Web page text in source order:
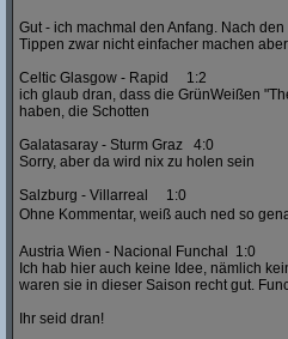
Gut - ich machmal den Anfang. Nach
Tippen zwar nicht einfacher machen
Celtic Glasgow - Rapid 1:2
ich glaub dran, dass die GrünWeißen
haben, die Schotten
Galatasaray - Sturm Graz 4:0
Sorry, aber da wird nix zu holen sein
Salzburg - Villarreal 1:0
Ohne Kommentar, weiß auch ned so
Austria Wien - Nacional Funchal 1:0
Ich hab hier auch keine Idee, nämlich
waren sie in dieser Saison recht gut.
Ihr seid dran!